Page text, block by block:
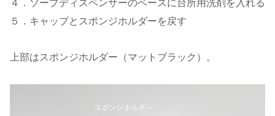
４．ソープディスペンサーのベースに台所用洗剤を入れる
５．キャップとスポンジホルダーを戻す
上部はスポンジホルダー（マットブラック）。